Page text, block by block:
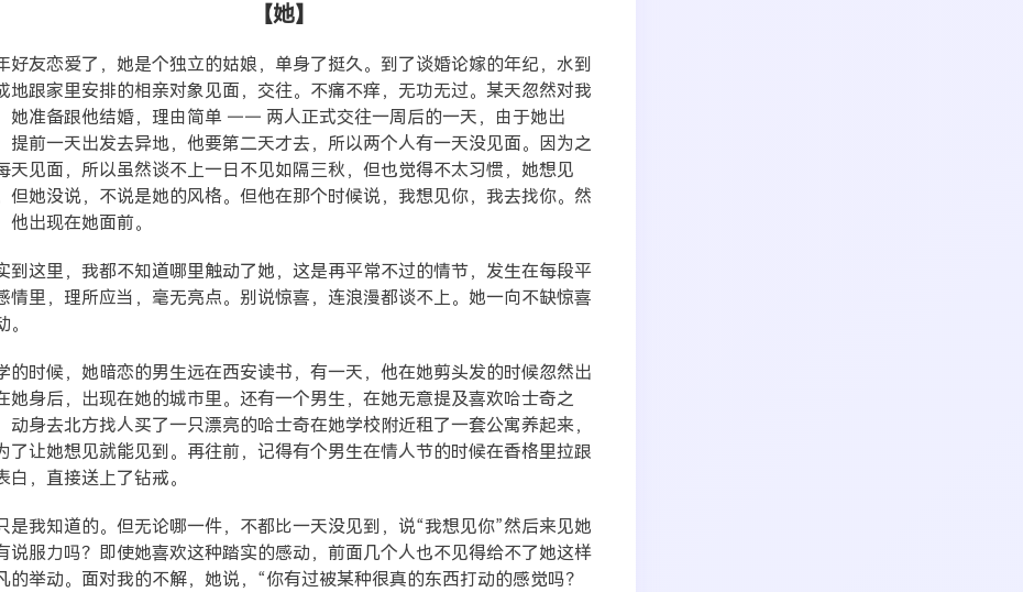
【她】
好友恋爱了，她是个独立的姑娘，单身了挺久。到了谈婚论嫁的年纪，水到
地跟家里安排的相亲对象见面，交往。不痛不痒，无功无过。某天忽然对我
她准备跟他结婚，理由简单 —— 两人正式交往一周后的一天，由于她出
提前一天出发去异地，他要第二天才去，所以两个人有一天没见面。因为之
天见面，所以虽然谈不上一日不见如隔三秋，但也觉得不太习惯，她想见
但她没说，不说是她的风格。但他在那个时候说，我想见你，我去找你。然
他出现在她面前。
到这里，我都不知道哪里触动了她，这是再平常不过的情节，发生在每段平
情里，理所应当，毫无亮点。别说惊喜，连浪漫都谈不上。她一向不缺惊喜
。
的时候，她暗恋的男生远在西安读书，有一天，他在她剪头发的时候忽然出
她身后，出现在她的城市里。还有一个男生，在她无意提及喜欢哈士奇之
动身去北方找人买了一只漂亮的哈士奇在她学校附近租了一套公寓养起来，
了让她想见就能见到。再往前，记得有个男生在情人节的时候在香格里拉跟
白，直接送上了钻戒。
是我知道的。但无论哪一件，不都比一天没见到，说“我想见你”然后来见她
说服力吗？即使她喜欢这种踏实的感动，前面几个人也不见得给不了她这样
的举动。面对我的不解，她说，“你有过被某种很真的东西打动的感觉吗？